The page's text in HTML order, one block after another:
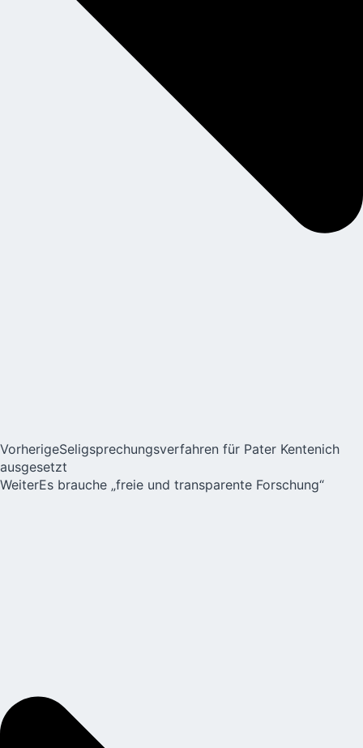
VorherigeSeligsprechungsverfahren für Pater Kentenich
ausgesetzt
WeiterEs brauche „freie und transparente Forschung“